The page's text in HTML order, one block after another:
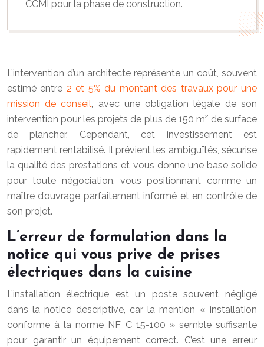
CCMI pour la phase de construction.
L’intervention d’un architecte représente un coût, souvent
estimé entre 2 et 5% du montant des travaux pour une
mission de conseil, avec une obligation légale de son
intervention pour les projets de plus de 150 m² de surface
de plancher. Cependant, cet investissement est
rapidement rentabilisé. Il prévient les ambiguïtés, sécurise
la qualité des prestations et vous donne une base solide
pour toute négociation, vous positionnant comme un
maître d’ouvrage parfaitement informé et en contrôle de
son projet.
L’erreur de formulation dans la
notice qui vous prive de prises
électriques dans la cuisine
L’installation électrique est un poste souvent négligé
dans la notice descriptive, car la mention « installation
conforme à la norme NF C 15-100 » semble suffisante
pour garantir un équipement correct. C’est une erreur